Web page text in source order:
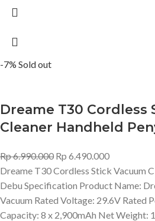
-7% Sold out
Dreame T30 Cordless
Cleaner Handheld
Rp6.990.000 Rp 6.490.000
Dreame T30 Cordless Stick Vacuum
Debu Specification Product Name:
Vacuum Rated Voltage: 29.6V Rated
Capacity: 8 x 2,900mAh Net Weight: